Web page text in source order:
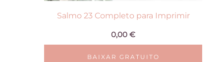
Salmo 23 Completo para Imprimir
0,00€
BAIXAR GRATUITO